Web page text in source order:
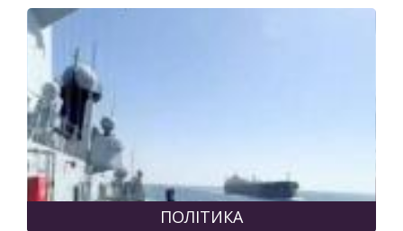
ПОЛІТИКА